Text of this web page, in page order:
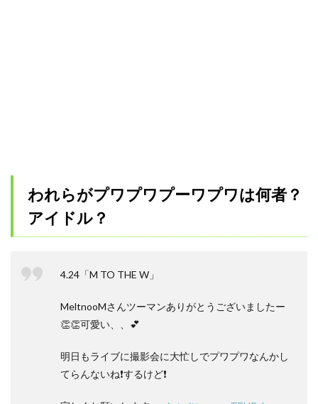
われらがプワプワプーワプワは何者？
アイドル？
4.24「M TO THE W」
MeltnooMさんツーマンありがとうございましたー
👏👏可愛い、、💕
明日もライブに撮影会に大忙しでプワプワなんかし
てらんないね❗️するけど❗️